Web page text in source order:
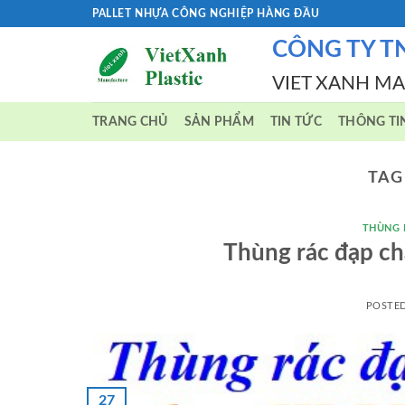
PALLET NHỰA CÔNG NGHIỆP HÀNG ĐẦU
CÔNG TY
VIET XANH
TRANG CHỦ SẢN PHẨM TIN TỨC THÔNG
THÙNG
Thùng rác đạp
27